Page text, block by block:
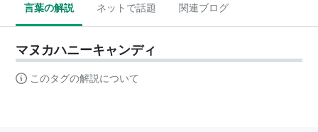
言葉の解説 ネットで話題 関連ブログ
マヌカハニーキャンディ
このタグの解説について